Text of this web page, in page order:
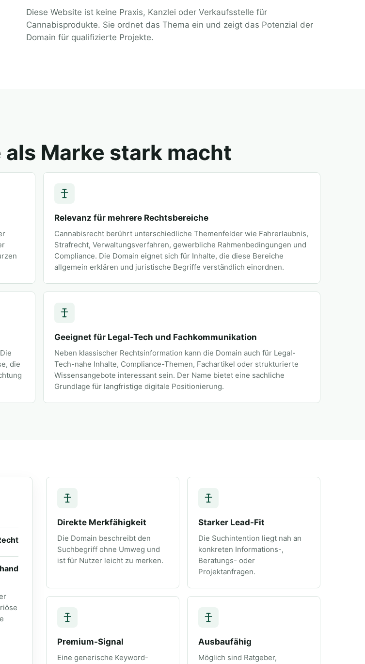
Diese Website ist keine Praxis, Kanzlei oder Verkaufsstelle für
Cannabisprodukte. Sie ordnet das Thema ein und zeigt das Potenzial der
Domain für qualifizierte Projekte.
Marke stark macht
Relevanz für mehrere Rechtsbereiche
Cannabisrecht berührt unterschiedliche Themenfelder wie Fahrerlaubnis,
Strafrecht, Verwaltungsverfahren, gewerbliche Rahmenbedingungen und
Compliance. Die Domain eignet sich für Inhalte, die diese Bereiche
allgemein erklären und juristische Begriffe verständlich einordnen.
die
Geeignet für Legal-Tech und Fachkommunikation
Neben klassischer Rechtsinformation kann die Domain auch für Legal-
Tech-nahe Inhalte, Compliance-Themen, Fachartikel oder strukturierte
Wissensangebote interessant sein. Der Name bietet eine sachliche
Grundlage für langfristige digitale Positionierung.
Direkte Merkfähigkeit
Die Domain beschreibt den
Suchbegriff ohne Umweg und
ist für Nutzer leicht zu merken.
Starker Lead-Fit
Die Suchintention liegt nah an
konkreten Informations-,
Beratungs- oder
Projektanfragen.
Premium-Signal
Eine generische Keyword-
Ausbaufähig
Möglich sind Ratgeber,